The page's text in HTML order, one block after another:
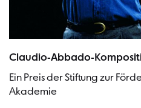
Claudio-Abbado-
Ein Preis der Stiftung zur
Akademie